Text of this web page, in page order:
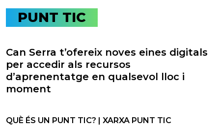
PUNT TIC
Can Serra t’ofereix noves eines digitals
per accedir als recursos
d’aprenentatge en qualsevol lloc i
moment
QUÈ ÉS UN PUNT TIC? | XARXA PUNT TIC